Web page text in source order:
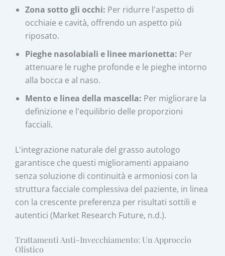
Zona sotto gli occhi: Per ridurre l'aspetto di
occhiaie e cavità, offrendo un aspetto più
riposato.
Pieghe nasolabiali e linee marionetta: Per
attenuare le rughe profonde e le pieghe intorno
alla bocca e al naso.
Mento e linea della mascella: Per migliorare la
definizione e l'equilibrio delle proporzioni
facciali.
L'integrazione naturale del grasso autologo
garantisce che questi miglioramenti appaiano
senza soluzione di continuità e armoniosi con la
struttura facciale complessiva del paziente, in linea
con la crescente preferenza per risultati sottili e
autentici (Market Research Future, n.d.).
Trattamenti Anti-Invecchiamento: Un Approccio
Olistico